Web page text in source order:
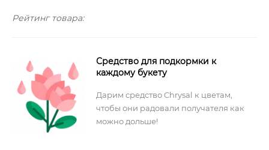
Рейтинг товара:
Средство для подкормки к
каждому букету
Дарим средство Chrysal к цветам,
чтобы они радовали получателя как
можно дольше!